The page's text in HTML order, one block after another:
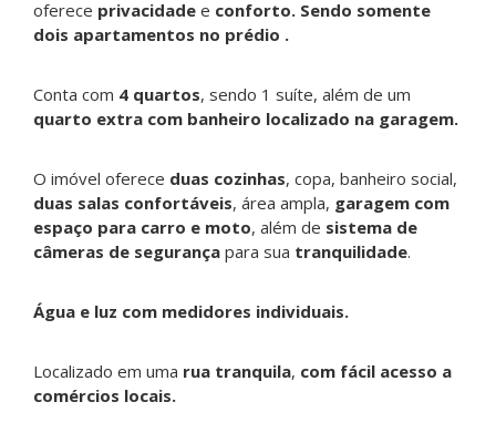
oferece privacidade e conforto. Sendo somente
dois apartamentos no prédio .
Conta com 4 quartos, sendo 1 suíte, além de um
quarto extra com banheiro localizado na garagem.
O imóvel oferece duas cozinhas, copa, banheiro social,
duas salas confortáveis, área ampla, garagem com
espaço para carro e moto, além de sistema de
câmeras de segurança para sua tranquilidade.
Água e luz com medidores individuais.
Localizado em uma rua tranquila, com fácil acesso a
comércios locais.